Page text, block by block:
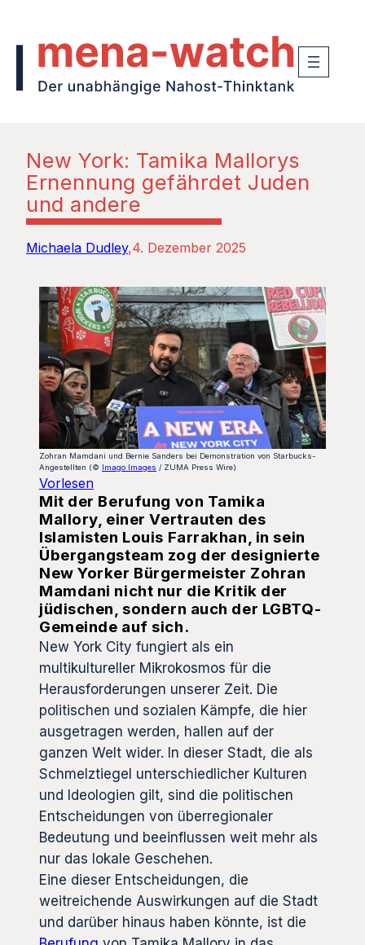
New York: Tamika Mallorys
Ernennung gefährdet Juden
und andere
Michaela Dudley 4. Dezember 2025
Zohran Mamdani und Bernie Sanders bei Demonstration von Starbucks-
Angestellten (© Imago Images / ZUMA Press Wire)
Vorlesen
Mit der Berufung von Tamika
Mallory, einer Vertrauten des
Islamisten Louis Farrakhan, in sein
Übergangsteam zog der designierte
New Yorker Bürgermeister Zohran
Mamdani nicht nur die Kritik der
jüdischen, sondern auch der LGBTQ-
Gemeinde auf sich.
New York City fungiert als ein
multikultureller Mikrokosmos für die
Herausforderungen unserer Zeit. Die
politischen und sozialen Kämpfe, die hier
ausgetragen werden, hallen auf der
ganzen Welt wider. In dieser Stadt, die als
Schmelztiegel unterschiedlicher Kulturen
und Ideologien gilt, sind die politischen
Entscheidungen von überregionaler
Bedeutung und beeinflussen weit mehr als
nur das lokale Geschehen.
Eine dieser Entscheidungen, die
weitreichende Auswirkungen auf die Stadt
und darüber hinaus haben könnte, ist die